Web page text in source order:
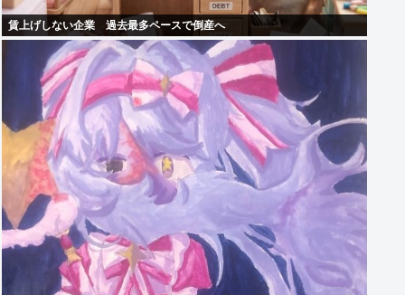
賃上げしない企業 過去最多ペースで倒産へ